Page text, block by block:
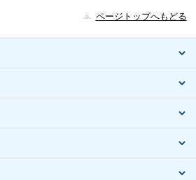
ページトップへもどる